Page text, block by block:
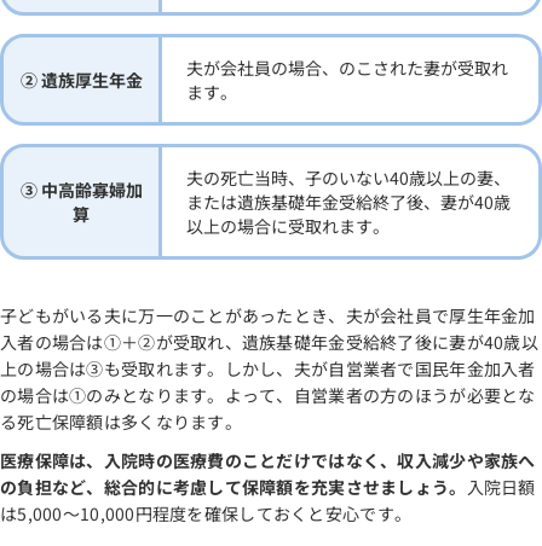
② 遺族厚生年金
夫が会社員の場合、のこされた妻が受取れ
ます。
③ 中高齢寡婦加
算
夫の死亡当時、子のいない40歳以上の妻、
または遺族基礎年金受給終了後、妻が40歳
以上の場合に受取れます。
子どもがいる夫に万一のことがあったとき、夫が会社員で厚生年金加
入者の場合は①＋②が受取れ、遺族基礎年金受給終了後に妻が40歳以
上の場合は③も受取れます。しかし、夫が自営業者で国民年金加入者
の場合は①のみとなります。よって、自営業者の方のほうが必要とな
る死亡保障額は多くなります。
医療保障は、入院時の医療費のことだけではなく、収入減少や家族へ
の負担など、総合的に考慮して保障額を充実させましょう。 入院日額
は5,000～10,000円程度を確保しておくと安心です。